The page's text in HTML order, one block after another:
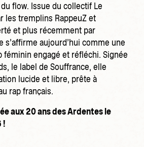
flow. Issue du collectif Le
les tremplins RappeuZ et
et plus récemment par
s’affirme aujourd’hui comme une
féminin engagé et réfléchi. Signée
le label de Souffrance, elle
lucide et libre, prête à
rap français.
aux 20 ans des Ardentes le
!